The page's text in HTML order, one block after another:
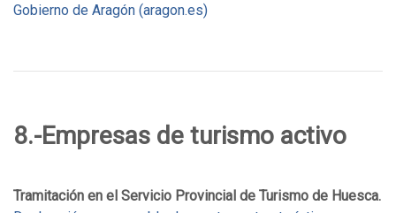
Gobierno de Aragón (aragon.es)
8.-Empresas de turismo activo
Tramitación en el Servicio Provincial de Turismo de Huesca.